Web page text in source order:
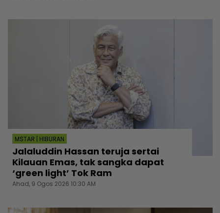
MSTAR | HIBURAN
Jalaluddin Hassan teruja sertai
Kilauan Emas, tak sangka dapat
‘green light’ Tok Ram
Ahad, 9 Ogos 2026 10:30 AM